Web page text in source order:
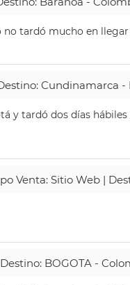
tardó mucho en
Cundinamarca
y tardó dos días
Venta: Sitio Web |
BOGOTA -